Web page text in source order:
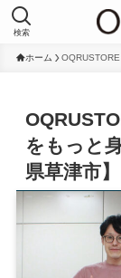
検索
ホーム
をもっと
県草津市】